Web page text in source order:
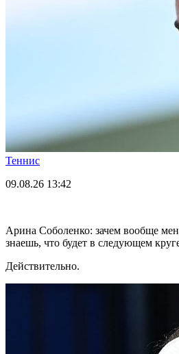
Теннис
09.08.26 13:42
Арина Соболенко: зачем вообще
знаешь, что будет в следующем
Действительно.